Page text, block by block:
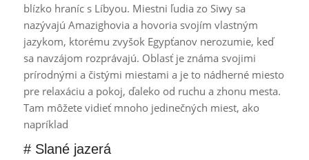
blízko hraníc s Líbyou. Miestni ľudia zo Siwy sa
nazývajú Amazighovia a hovoria svojím vlastným
jazykom, ktorému zvyšok Egypťanov nerozumie, keď
sa navzájom rozprávajú. Oblasť je známa svojimi
prírodnými a čistými miestami a je to nádherné miesto
pre relaxáciu a pokoj, ďaleko od ruchu a zhonu mesta.
Tam môžete vidieť mnoho jedinečných miest, ako
napríklad
# Slané jazerá